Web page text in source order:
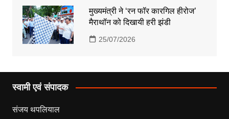
मुख्यमंत्री ने ‘रन फॉर कारगिल हीरोज’
मैराथॉन को दिखायी हरी झंडी
25/07/2026
स्वामी एवं संपादक
संजय थपलियाल